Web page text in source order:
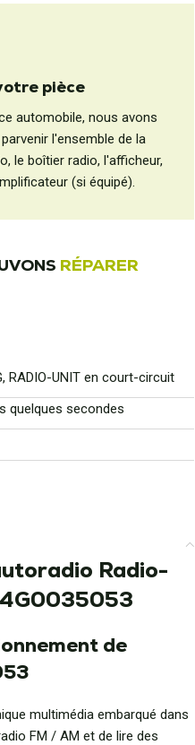
pièce
automobile, nous avons
l'ensemble de la
le boîtier radio, l'afficheur,
(si équipé).
RÉPARER
RADIO-UNIT en court-circuit
quelques secondes
Radio-
de
multimédia embarqué dans
FM / AM et de lire des